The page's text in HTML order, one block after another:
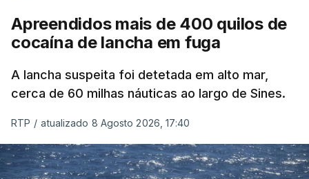
Apreendidos mais de 400 quilos de
cocaína de lancha em fuga
A lancha suspeita foi detetada em alto mar,
cerca de 60 milhas náuticas ao largo de Sines.
RTP / atualizado 8 Agosto 2026, 17:40